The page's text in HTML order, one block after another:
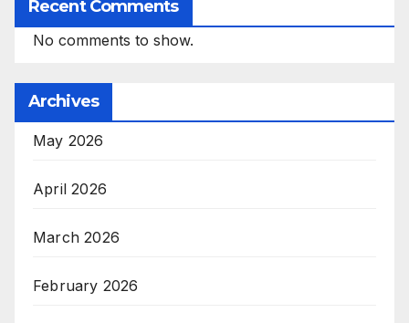
Recent Comments
No comments to show.
Archives
May 2026
April 2026
March 2026
February 2026